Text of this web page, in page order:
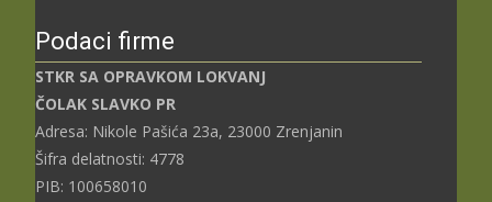
Podaci firme
STKR SA OPRAVKOM LOKVANJ
ČOLAK SLAVKO PR
Adresa: Nikole Pašića 23a, 23000 Zrenjanin
Šifra delatnosti: 4778
PIB: 100658010